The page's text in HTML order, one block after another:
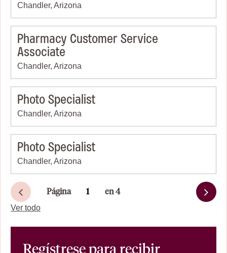
Chandler, Arizona
Pharmacy Customer Service
Associate
Chandler, Arizona
Photo Specialist
Chandler, Arizona
Photo Specialist
Chandler, Arizona
Página en 4
Ver todo
Regístrese para recibir